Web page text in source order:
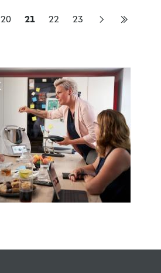
20 21 22 23